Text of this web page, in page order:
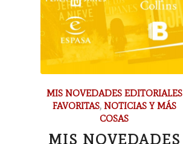
MIS NOVEDADES EDITORIALES
FAVORITAS, NOTICIAS Y MÁS
COSAS
MIS NOVEDADES